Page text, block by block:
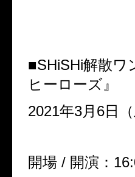
■SHiSHi解散ワ
ヒーローズ』
2021年3月 6日（
開場 / 開演：